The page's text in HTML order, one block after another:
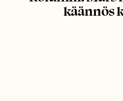
käännös